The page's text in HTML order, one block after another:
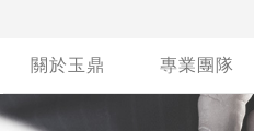
關於玉鼎 專業團隊